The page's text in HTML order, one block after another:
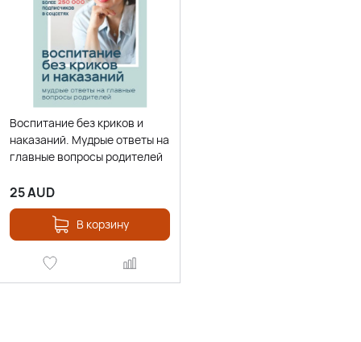
Воспитание без криков и
наказаний. Мудрые ответы на
главные вопросы родителей
25AUD
В корзину